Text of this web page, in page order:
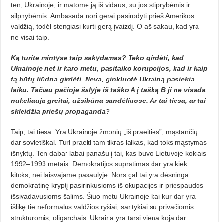
ten, Ukrainoje, ir matome ją iš vidaus, su jos stiprybėmis ir
silpnybė­mis. Ambasada nori gerai pasirodyti prieš Amerikos
valdžią, todėl stengiasi kurti gerą įvaizdį. O aš sakau, kad yra
ne visai taip.
Ką turite mintyse taip sakydamas? Teko girdėti, kad
Ukrainoje net ir karo metu, pasitaiko korupcijos, kad ir kaip
tą būtų liūdna girdėti. Neva, ginkluotė Ukrainą pasiekia
laiku. Tačiau pačioje šalyje iš taško A į tašką B ji ne visada
nukeliauja greitai, užsibūna sandėliuose. Ar tai tiesa, ar tai
skleidžia priešų pro­paganda?
Taip, tai tiesa. Yra Ukrainoje žmonių „iš praeities”, mąstančių
dar sovie­tiškai. Turi praeiti tam tikras laikas, kad toks mąstymas
išnyktų. Ten dabar labai panašu į tai, kas buvo Lietuvoje kokiais
1992–1993 metais. Demokratijos supratimas dar yra kiek
kitoks, nei lais­vajame pasaulyje. Nors gal tai yra dėsninga
demokratinę kryptį pasirinkusioms iš okupacijos ir priespaudos
išsivadavusioms šalims. Šiuo metu Uk­rainoje kai kur dar yra
išlikę tie neformalūs valdžios ryšiai, santykiai su privačiomis
struktūromis, oligarchais. Ukraina yra tarsi viena koja dar